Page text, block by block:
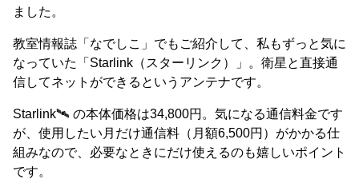
ました。
教室情報誌「なでしこ」でもご紹介して、私もずっと気に
なっていた「Starlink（スターリンク）」。衛星と直接通
信してネットができるというアンテナです。
Starlink🛰 の本体価格は34,800円。気になる通信料金です
が、使用したい月だけ通信料（月額6,500円）がかかる仕
組みなので、必要なときにだけ使えるのも嬉しいポイント
です。